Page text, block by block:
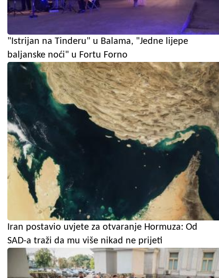
"Istrijan na Tinderu" u Balama, "Jedne lijepe
baljanske noći" u Fortu Forno
Iran postavio uvjete za otvaranje Hormuza: Od
SAD-a traži da mu više nikad ne prijeti